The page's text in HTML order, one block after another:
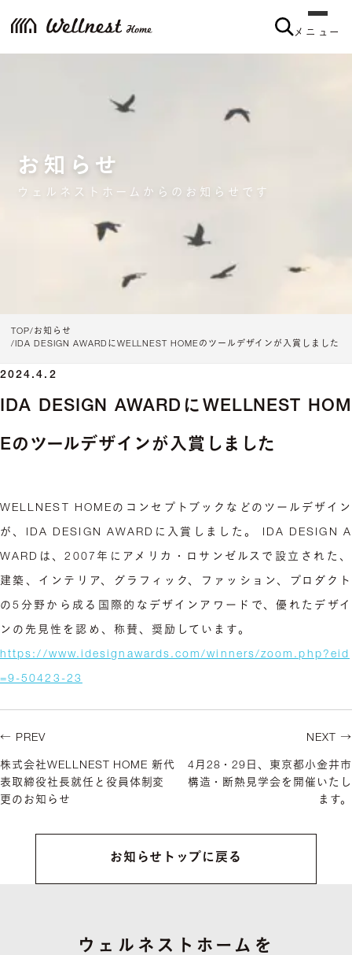
メニュー
お知らせ
ウェルネストホームからのお知らせです
TOP お知らせ
IDA DESIGN AWARDにWELLNEST HOMEのツールデザインが入賞しました
2024.4.2
IDA DESIGN AWARDにWELLNEST HOM
Eのツールデザインが入賞しました
WELLNEST HOMEのコンセプトブックなどのツールデザイン
が、IDA DESIGN AWARDに入賞しました。 IDA DESIGN A
WARDは、2007年にアメリカ・ロサンゼルスで設立された、
建築、インテリア、グラフィック、ファッション、プロダクト
の5分野から成る国際的なデザインアワードで、優れたデザイ
ンの先見性を認め、称賛、奨励しています。
https://www.idesignawards.com/winners/zoom.php?eid
=9-50423-23
← PREV
株式会社WELLNEST HOME 新代
表取締役社長就任と役員体制変
更のお知らせ
NEXT →
4月28・29日、東京都小金井市
構造・断熱見学会を開催いたし
ます。
お知らせトップに戻る
ウェルネストホームを